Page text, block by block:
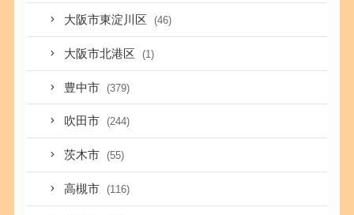
大阪市東淀川区 (46)
大阪市北港区 (1)
豊中市 (379)
吹田市 (244)
茨木市 (55)
高槻市 (116)